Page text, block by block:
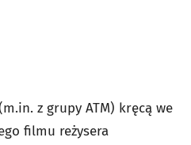
z grupy ATM) kręcą we
filmu reżysera